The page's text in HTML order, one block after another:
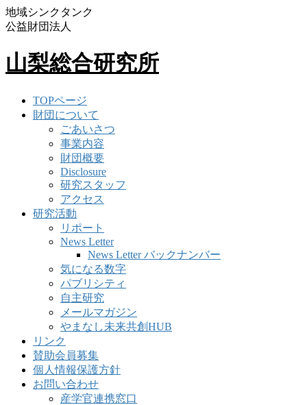
地域シンクタンク
公益財団法人
山梨総合研究所
TOPページ
財団について
ごあいさつ
事業内容
財団概要
Disclosure
研究スタッフ
アクセス
研究活動
リポート
News Letter
News Letter バックナンバー
気になる数字
パブリシティ
自主研究
メールマガジン
やまなし未来共創HUB
リンク
賛助会員募集
個人情報保護方針
お問い合わせ
産学官連携窓口